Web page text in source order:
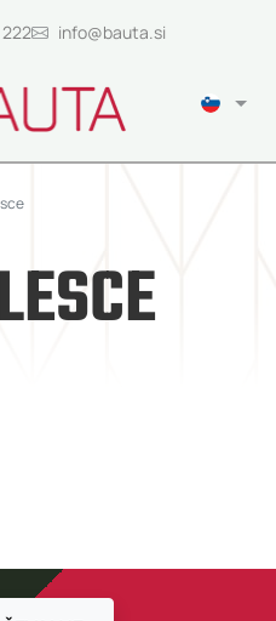
info@bauta.si